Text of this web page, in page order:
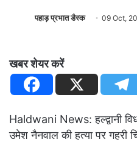
पहाड़ प्रभात डैस्क 09 Oct,
खबर शेयर करें
Haldwani News: हल्द्वानी
उमेश नैनवाल की हत्या पर गहरी